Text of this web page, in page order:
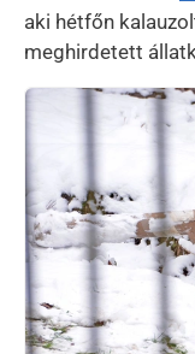
aki hétfőn
meghirdetett
Kép